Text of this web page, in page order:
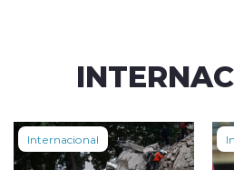
Internacional